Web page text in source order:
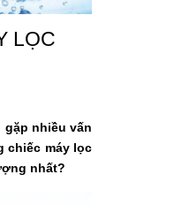
LỌC
nhiều vấn
chiếc máy lọc
nhất?